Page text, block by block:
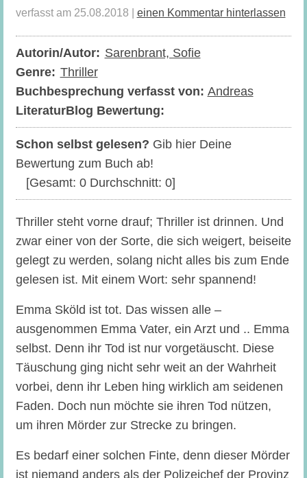
verfasst am 25.08.2018 | einen Kommentar hinterlassen
Autorin/Autor: Sarenbrant, Sofie
Genre: Thriller
Buchbesprechung verfasst von: Andreas
LiteraturBlog Bewertung:
Schon selbst gelesen? Gib hier Deine
Bewertung zum Buch ab!
[Gesamt: 0Durchschnitt: 0]
Thriller steht vorne drauf; Thriller ist drinnen. Und
zwar einer von der Sorte, die sich weigert, beiseite
gelegt zu werden, solang nicht alles bis zum Ende
gelesen ist. Mit einem Wort: sehr spannend!
Emma Sköld ist tot. Das wissen alle –
ausgenommen Emma Vater, ein Arzt und .. Emma
selbst. Denn ihr Tod ist nur vorgetäuscht. Diese
Täuschung ging nicht sehr weit an der Wahrheit
vorbei, denn ihr Leben hing wirklich am seidenen
Faden. Doch nun möchte sie ihren Tod nützen,
um ihren Mörder zur Strecke zu bringen.
Es bedarf einer solchen Finte, denn dieser Mörder
ist niemand anders als der Polizeichef der Provinz